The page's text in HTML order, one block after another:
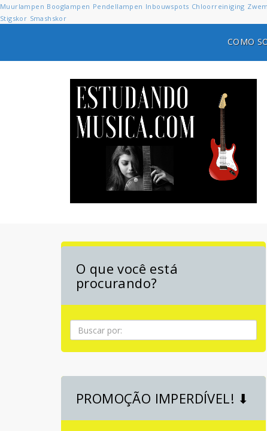
Muurlampen Booglampen Pendellampen Inbouwspots Chloorreiniging
Stigskor Smashskor
COMO
O que você está
procurando?
Pesquisa
PROMOÇÃO IMPERDÍVEL! ⬇